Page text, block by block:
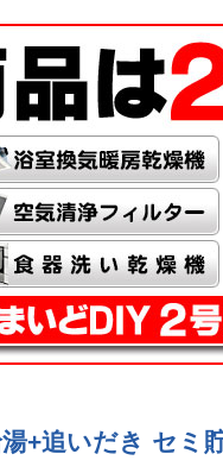
+追いだき セ